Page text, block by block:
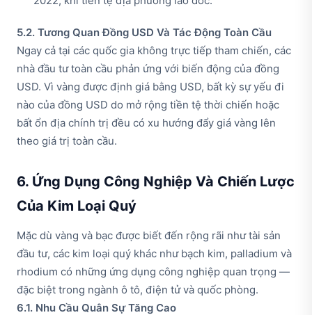
5.2. Tương Quan Đồng USD Và Tác Động Toàn Cầu
Ngay cả tại các quốc gia không trực tiếp tham chiến, các
nhà đầu tư toàn cầu phản ứng với biến động của đồng
USD. Vì vàng được định giá bằng USD, bất kỳ sự yếu đi
nào của đồng USD do mở rộng tiền tệ thời chiến hoặc
bất ổn địa chính trị đều có xu hướng đẩy giá vàng lên
theo giá trị toàn cầu.
6. Ứng Dụng Công Nghiệp Và Chiến Lược
Của Kim Loại Quý
Mặc dù vàng và bạc được biết đến rộng rãi như tài sản
đầu tư, các kim loại quý khác như bạch kim, palladium và
rhodium có những ứng dụng công nghiệp quan trọng —
đặc biệt trong ngành ô tô, điện tử và quốc phòng.
6.1. Nhu Cầu Quân Sự Tăng Cao